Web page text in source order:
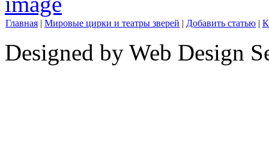
Главная | Мировые цирки и театры зверей | Добавить статью |
Designed by Web Design